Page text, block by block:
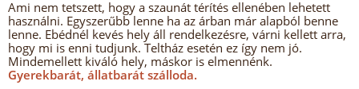
Ami nem tetszett, hogy a szaunát térítés ellenében lehetett
használni. Egyszerűbb lenne ha az árban már alapból benne
lenne. Ebédnél kevés hely áll rendelkezésre, várni kellett arra,
hogy mi is enni tudjunk. Teltház esetén ez így nem jó.
Mindemellett kiváló hely, máskor is elmennénk.
Gyerekbarát, állatbarát szálloda.